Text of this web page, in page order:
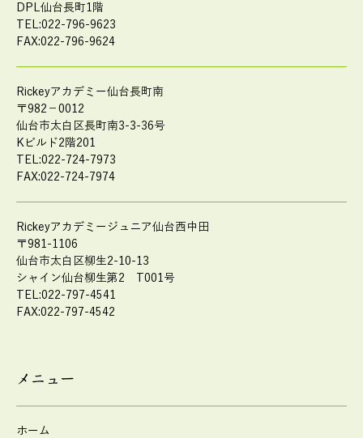
DPL仙台長町1階
TEL:022-796-9623
FAX:022-796-9624
Rickeyアカデミー仙台長町南
〒982－0012
仙台市太白区長町南3-3-36号
Kビルド2階201
TEL:022-724-7973
FAX:022-724-7974
Rickeyアカデミージュニア仙台西中田
〒981-1106
仙台市太白区柳生2-10-13
シャイン仙台柳生第2 T001号
TEL:022-797-4541
FAX:022-797-4542
メニュー
ホーム